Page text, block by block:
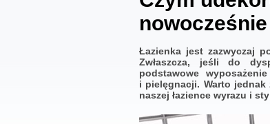
Łazienka jest zazwyczaj
Zwłaszcza, jeśli do
podstawowe
i pielęgnacji. Warto
naszej łazience wyrazu i